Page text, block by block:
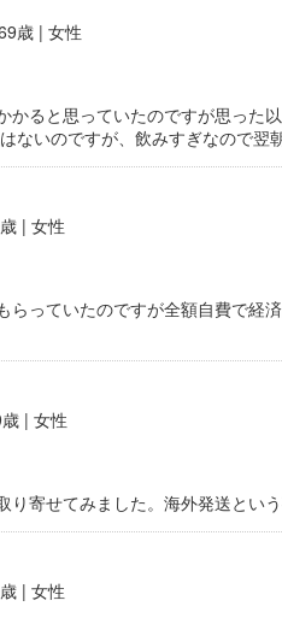
歳 | 女性
かると思っていたのですが思った
ないのですが、飲みすぎなので翌
| 女性
らっていたのですが全額自費で経
| 女性
り寄せてみました。海外発送とい
| 女性